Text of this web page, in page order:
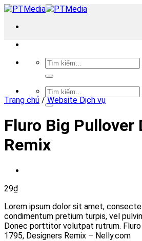
Skip
content
Tìm
kiếm:
Tìm
kiếm:
Trang chủ / Website Dịch vụ
Fluro Big Pullover
Remix
29₫
Lorem ipsum dolor sit amet,
condimentum pretium turpis, vel
Donec porttitor volutpat rutrum. Fluro
1795, Designers Remix – Nelly.com